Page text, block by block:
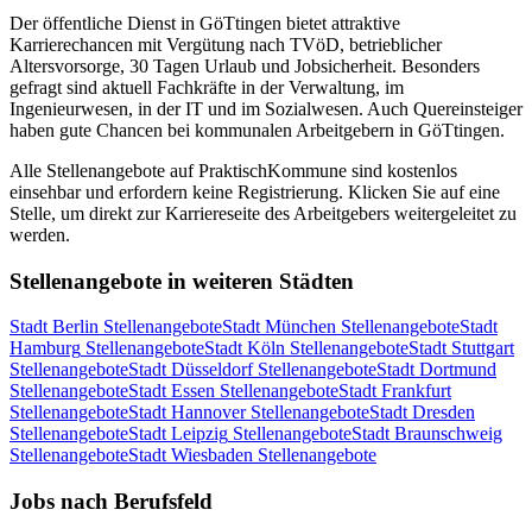
Der öffentliche Dienst in GöTtingen bietet attraktive
Karrierechancen mit Vergütung nach TVöD, betrieblicher
Altersvorsorge, 30 Tagen Urlaub und Jobsicherheit. Besonders
gefragt sind aktuell Fachkräfte in der Verwaltung, im
Ingenieurwesen, in der IT und im Sozialwesen. Auch Quereinsteiger
haben gute Chancen bei kommunalen Arbeitgebern in GöTtingen.
Alle Stellenangebote auf PraktischKommune sind kostenlos
einsehbar und erfordern keine Registrierung. Klicken Sie auf eine
Stelle, um direkt zur Karriereseite des Arbeitgebers weitergeleitet zu
werden.
Stellenangebote in weiteren Städten
StadtBerlin StellenangeboteStadtMünchen StellenangeboteStadt
Hamburg StellenangeboteStadtKöln StellenangeboteStadt Stuttgart
StellenangeboteStadtDüsseldorfStellenangeboteStadtDortmund
StellenangeboteStadtEssen StellenangeboteStadtFrankfurt
StellenangeboteStadtHannoverStellenangeboteStadtDresden
StellenangeboteStadtLeipzig StellenangeboteStadtBraunschweig
StellenangeboteStadtWiesbaden Stellenangebote
Jobs nach Berufsfeld